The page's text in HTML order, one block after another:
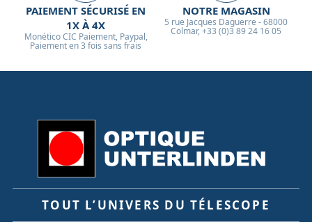
PAIEMENT SÉCURISÉ EN
1X À 4X
Monético CIC Paiement, Paypal,
Paiement en 3 fois sans frais
NOTRE MAGASIN
5 rue Jacques Daguerre - 68000
Colmar, +33 (0)3 89 24 16 05
TOUT L’UNIVERS DU TÉLESCOPE